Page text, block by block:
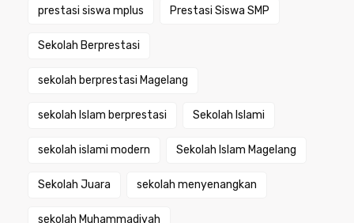
prestasi siswa mplus Prestasi Siswa SMP
Sekolah Berprestasi
sekolah berprestasi Magelang
sekolah Islam berprestasi Sekolah Islami
sekolah islami modern Sekolah Islam Magelang
Sekolah Juara sekolah menyenangkan
sekolah Muhammadiyah